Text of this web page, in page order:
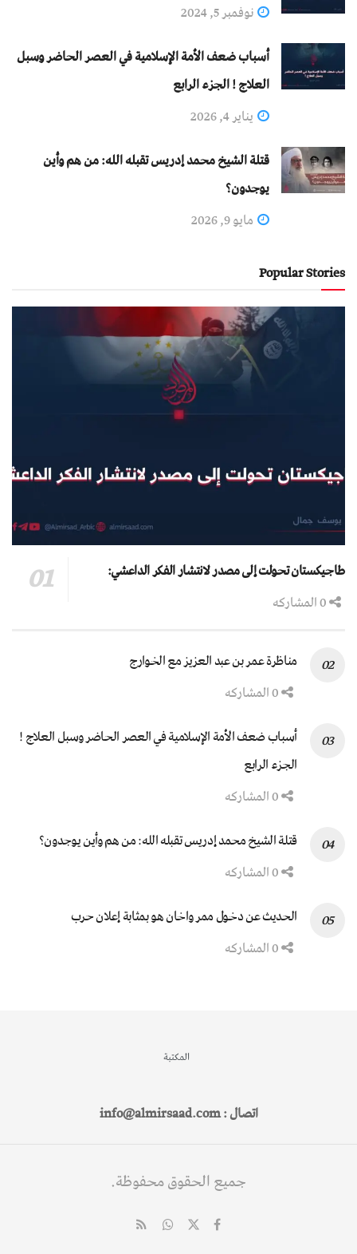
نوفمبر 5, 2024
أسباب ضعف الأمة الإسلامية في العصر الحاضر وسبل
العلاج ! الجزء الرابع
يناير 4, 2026
قتلة الشيخ محمد إدريس تقبله الله: من هم وأين
يوجدون؟
مايو 9, 2026
Popular Stories
طاجيكستان تحولت إلى مصدر لانتشار الفكر الداعشي:
مناظرة عمر بن عبد العزيز مع الخوارج
أسباب ضعف الأمة الإسلامية في العصر الحاضر وسبل العلاج !
الجزء الرابع
قتلة الشيخ محمد إدريس تقبله الله: من هم وأين يوجدون؟
الحديث عن دخول ممر واخان هو بمثابة إعلان حرب
المكتبة
اتصال : info@almirsaad.com
جميع الحقوق محفوظة.